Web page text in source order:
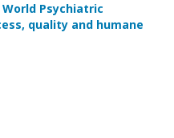
Psychiatric
quality and humane